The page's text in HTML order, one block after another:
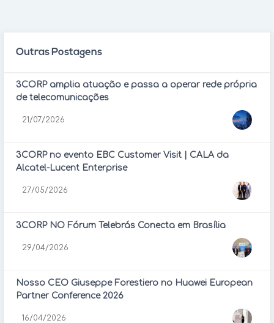
Outras Postagens
3CORP amplia atuação e passa a operar rede própria
de telecomunicações
21/07/2026
3CORP no evento EBC Customer Visit | CALA da
Alcatel-Lucent Enterprise
27/05/2026
3CORP NO Fórum Telebrás Conecta em Brasília
29/04/2026
Nosso CEO Giuseppe Forestiero no Huawei European
Partner Conference 2026
16/04/2026